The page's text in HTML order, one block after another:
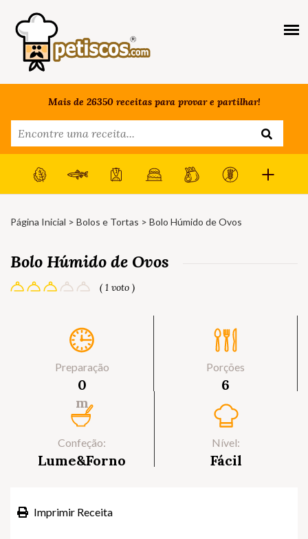
Mais de 26350 receitas para provar e partilhar!
Página Inicial > Bolos e Tortas > Bolo Húmido de Ovos
Bolo Húmido de Ovos
( 1 voto )
Preparação
0
m
Porções
6
Confeção:
Lume&Forno
Nível:
Fácil
Imprimir Receita